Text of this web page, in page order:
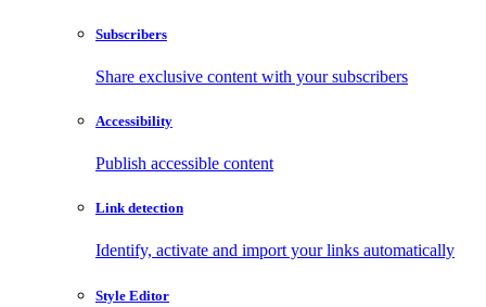
Subscribers
Share exclusive content with your subscribers
Accessibility
Publish accessible content
Link detection
Identify, activate and import your links automatically
Style Editor